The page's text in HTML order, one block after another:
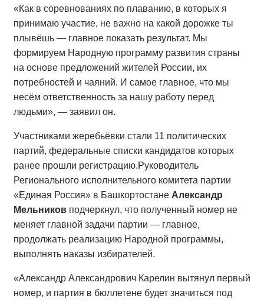
«Как в соревнованиях по плаванию, в которых я
принимаю участие, не важно на какой дорожке ты
плывёшь — главное показать результат. Мы
формируем Народную программу развития страны
на основе предложений жителей России, их
потребностей и чаяний. И самое главное, что мы
несём ответственность за нашу работу перед
людьми», — заявил он.
Участниками жеребьёвки стали 11 политических
партий, федеральные списки кандидатов которых
ранее прошли регистрацию.Руководитель
Регионального исполнительного комитета партии
«Единая Россия» в Башкортостане Александр
Мельников подчеркнул, что полученный номер не
меняет главной задачи партии — главное,
продолжать реализацию Народной программы,
выполнять наказы избирателей.
«Александр Александрович Карелин вытянул первый
номер, и партия в бюллетене будет значиться под